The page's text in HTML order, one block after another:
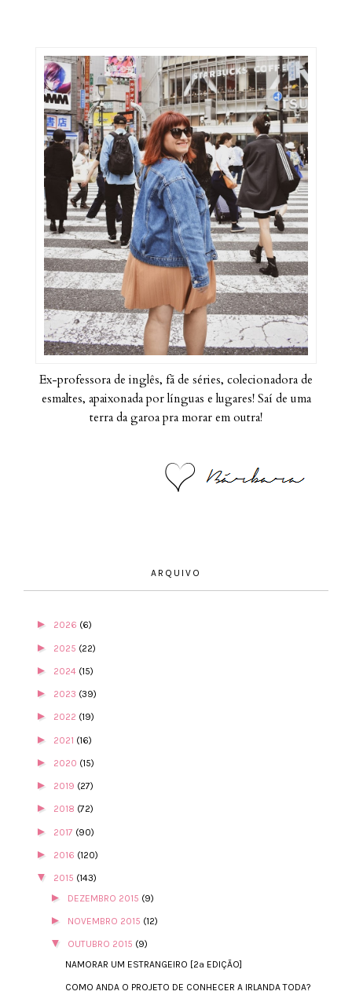
Ex-professora de inglês, fã de séries, colecionadora de
esmaltes, apaixonada por línguas e lugares! Saí de uma
terra da garoa pra morar em outra!
ARQUIVO
► 2026 (6)
► 2025 (22)
► 2024 (15)
► 2023 (39)
► 2022 (19)
► 2021 (16)
► 2020 (15)
► 2019 (27)
► 2018 (72)
► 2017 (90)
► 2016 (120)
▼ 2015 (143)
► DEZEMBRO 2015 (9)
► NOVEMBRO 2015 (12)
▼ OUTUBRO 2015 (9)
NAMORAR UM ESTRANGEIRO [2ª EDIÇÃO]
COMO ANDA O PROJETO DE CONHECER A IRLANDA TODA?